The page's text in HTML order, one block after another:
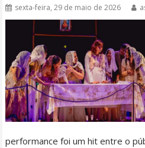
sexta-feira, 29 de maio de 2026
performance foi um hit entre o